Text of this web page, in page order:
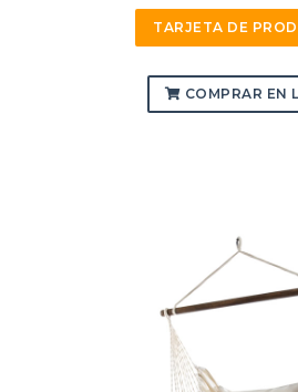
TARJETA DE
COMPRAR EN